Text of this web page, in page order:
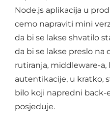
Node.js aplikacija u
cemo napraviti mini
da bi se lakse shvatilo
da bi se lakse preslo na
rutiranja, middleware-a,
autentikacije, u kratko,
bilo koji napredni back-
posjeduje.